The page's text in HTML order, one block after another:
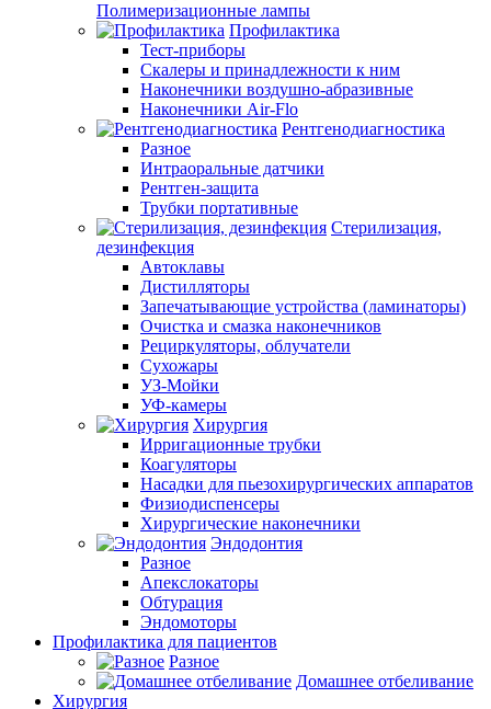
Полимеризационные лампы
Профилактика
Тест-приборы
Скалеры и принадлежности к ним
Наконечники воздушно-абразивные
Наконечники Air-Flo
Рентгенодиагностика
Разное
Интраоральные датчики
Рентген-защита
Трубки портативные
Стерилизация,
дезинфекция
Автоклавы
Дистилляторы
Запечатывающие устройства (ламинаторы)
Очистка и смазка наконечников
Рециркуляторы, облучатели
Сухожары
УЗ-Мойки
УФ-камеры
Хирургия
Ирригационные трубки
Коагуляторы
Насадки для пьезохирургических аппаратов
Физиодиспенсеры
Хирургические наконечники
Эндодонтия
Разное
Апекслокаторы
Обтурация
Эндомоторы
Профилактика для пациентов
Разное
Домашнее отбеливание
Хирургия